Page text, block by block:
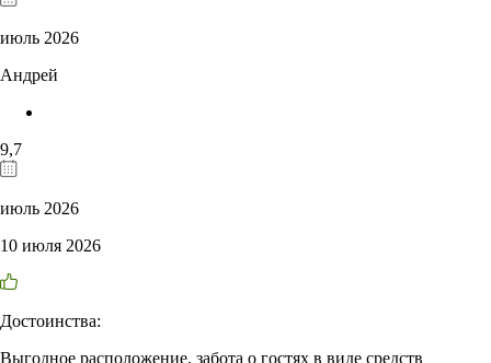
июль 2026
Андрей
9,7
июль 2026
10 июля 2026
Достоинства:
Выгодное расположение, забота о гостях в виде средств